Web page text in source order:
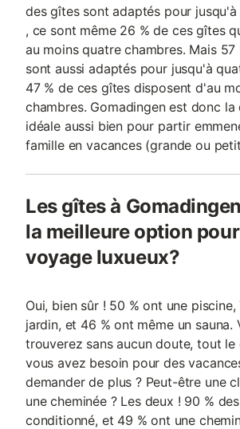
des gîtes sont adaptés pour
, ce sont même 26 % de ces gîtes
au moins quatre chambres. Mais 57
sont aussi adaptés pour jusqu'à
47 % de ces gîtes disposent d'au
chambres. Gomadingen est donc la
idéale aussi bien pour partir
famille en vacances (grande ou
Les gîtes à
la meilleure option
voyage luxueux?
Oui, bien sûr ! 50 % ont une
jardin, et 46 % ont même un sauna.
trouverez sans aucun doute, tout
vous avez besoin pour des
demander de plus ? Peut-être une
une cheminée ? Les deux ! 90 %
conditionné, et 49 % ont une